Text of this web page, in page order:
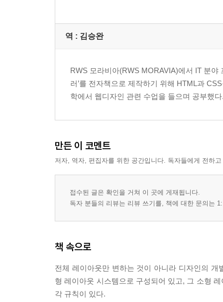
역 : 김승완
RWS 모라비아(RWS MORAVIA)에서 IT 분야
러’를 전자책으로 제작하기 위해 HTML과
학에서 웹디자인 관련 수업을 들으며 공부했
만든 이 코멘트
저자, 역자, 편집자를 위한 공간입니다. 독자들에게 전하
접수된 글은 확인을 거쳐 이 곳에 게재됩니다.
독자 분들의 리뷰는 리뷰 쓰기를, 책에 대한 문의는
책 속으로
전체 레이아웃만 변하는 것이 아니라 디자인의
형 레이아웃 시스템으로 구성되어 있고, 그 소형
각 규칙이 있다.